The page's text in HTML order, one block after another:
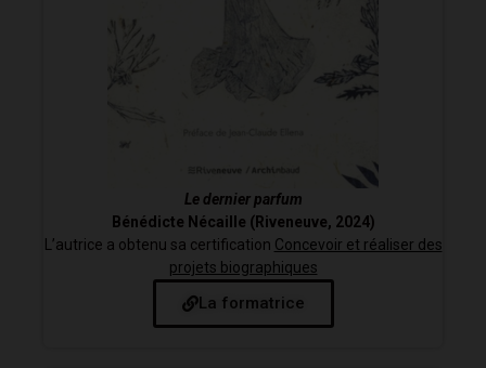
Le dernier parfum
Bénédicte Nécaille (Riveneuve, 2024)
L’autrice a obtenu sa certification Concevoir et réaliser des
projets biographiques
La formatrice